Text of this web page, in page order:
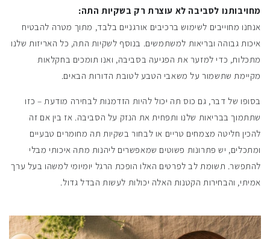
מחויבותנו לסביבה לא עוצרת רק בשקיות התה:
אנחנו מחוייבים לשימוש ברכיבים אורגניים בלבד, מתוך מטרה להבטיח
איכות גבוהה ובריאות למשתמשים. בנוסף לשקיות התה, כל האריזות שלנו
מתכלות, כדי למזער את הפגיעה בסביבה, ואנו תומכים בחקלאות
מקיימת שתשמור על משאבי הטבע לטובת הדורות הבאים.
בסופו של דבר, גם כוס תה יכול להיות הזדמנות לבחירה מודעת – כזו
שתתמוך בבריאות שלנו ותפחית את הנזק על הסביבה. אז בין אם זה
להכין חליטה מצמחים טריים או לבחור בשקיות תה מחומרים טבעיים
ומתכלים, יש פתרונות פשוטים שמאפשרים ליהנות מתה איכותי מבלי
להתפשר. תשומת לב לפרטים האלו הופכת הרגל יומיומי למשהו בעל ערך
אמיתי, והבחירות הקטנות האלה יכולות לעשות הבדל גדול.